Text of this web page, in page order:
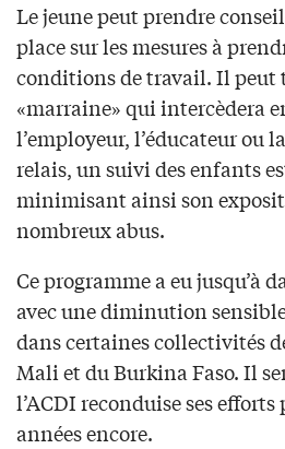
Le jeune peut prendre
place sur les mesures à
conditions de travail. Il peut
«marraine» qui intercèdera
l’employeur, l’éducateur ou
relais, un suivi des enfants
minimisant ainsi son
nombreux abus.
Ce programme a eu jusqu’à
avec une diminution
dans certaines collectivités
Mali et du Burkina Faso. Il
l’ACDI reconduise ses
années encore.